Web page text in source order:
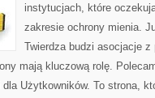
instytucjach, które
zakresie ochrony mienia.
Twierdza budzi asocjacje
mają kluczową rolę.
Użytkowników. To strona,